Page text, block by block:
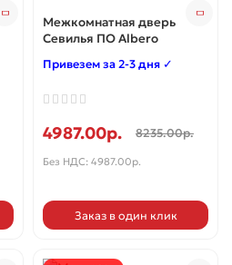
Межкомнатная дверь
Севилья ПО Albero
Привезем за 2-3 дня ✓
4987.00р. 8235.00р.
Без НДС: 4987.00р.
Заказ в один клик